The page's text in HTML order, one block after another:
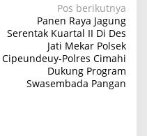
Pos berikutnya
Panen Raya Jagung
Serentak Kuartal II Di Des
Jati Mekar Polsek
Cipeundeuy-Polres Cimahi
Dukung Program
Swasembada Pangan